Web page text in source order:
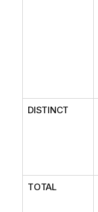
DISTINCT
TOTAL